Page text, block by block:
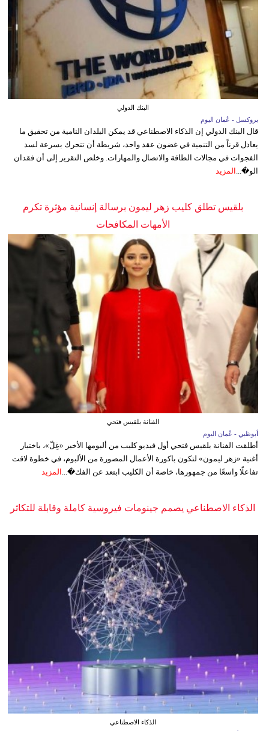
البنك الدولي
بروكسل - عُمان اليوم
قال البنك الدولي إن الذكاء الاصطناعي قد يمكن البلدان النامية من تحقيق ما
يعادل قرناً من التنمية في غضون عقد واحد، شريطة أن تتحرك بسرعة لسد
الفجوات في مجالات الطاقة والاتصال والمهارات. وخلص التقرير إلى أن فقدان
الو�...
المزيد
بلقيس تطلق كليب زهر ليمون برسالة إنسانية مؤثرة تكرم
الأمهات المكافحات
الفنانة بلقيس فتحي
أبوظبي - عُمان اليوم
أطلقت الفنانة بلقيس فتحي أول فيديو كليب من ألبومها الأخير «غِلّ»، باختيار
أغنية «زهر ليمون» لتكون باكورة الأعمال المصورة من الألبوم، في خطوة لاقت
تفاعلًا واسعًا من جمهورها، خاصة أن الكليب ابتعد عن الفك�... المزيد
الذكاء الاصطناعي يصمم جينومات فيروسية كاملة وقابلة للتكاثر
الذكاء الاصطناعي